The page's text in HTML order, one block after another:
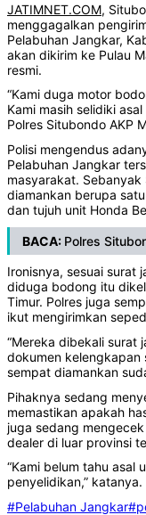
JATIMNET.COM,
menggagalkan
Pelabuhan Jangkar,
akan dikirim ke Pulau
resmi.
“Kami duga motor
Kami masih selidiki
Polres Situbondo AKP
Polisi mengendus
Pelabuhan Jangkar
masyarakat.
diamankan berupa
dan tujuh unit Honda
BACA: Polres
Ironisnya, sesuai surat
diduga bodong itu
Timur. Polres juga
ikut mengirimkan
“Mereka dibekali surat
dokumen kelengkapan
sempat diamankan
Pihaknya sedang
memastikan apakah
juga sedang
dealer di luar provinsi
“Kami belum tahu asal
penyelidikan,” katanya.
#Pelabuhan Jangkar